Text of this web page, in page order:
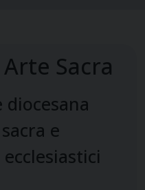
Sacra
diocesana
e